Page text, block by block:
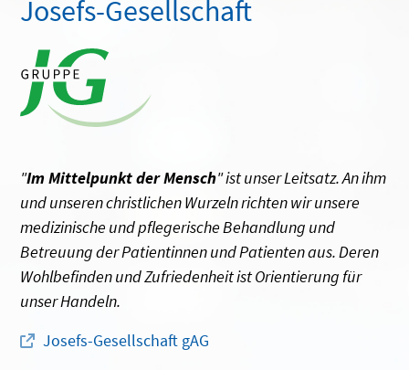
Josefs-Gesellschaft
"Im Mittelpunkt der Mensch" ist unser Leitsatz. An ihm
und unseren christlichen Wurzeln richten wir unsere
medizinische und pflegerische Behandlung und
Betreuung der Patientinnen und Patienten aus. Deren
Wohlbefinden und Zufriedenheit ist Orientierung für
unser Handeln.
Josefs-Gesellschaft gAG